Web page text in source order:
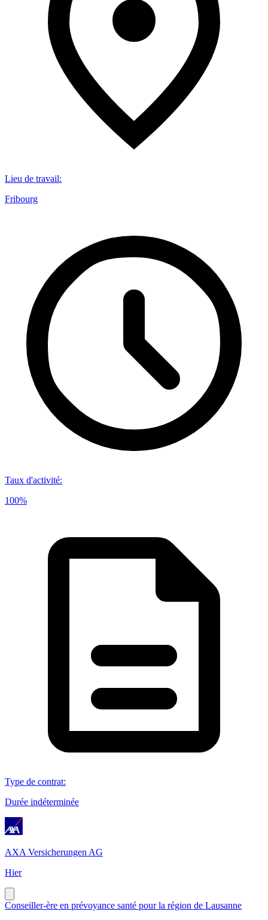
Lieu de travail:
Fribourg
Taux d'activité:
100%
Type de contrat:
Durée indéterminée
AXA Versicherungen AG
Hier
Conseiller-ère en prévoyance santé pour la région de Lausanne